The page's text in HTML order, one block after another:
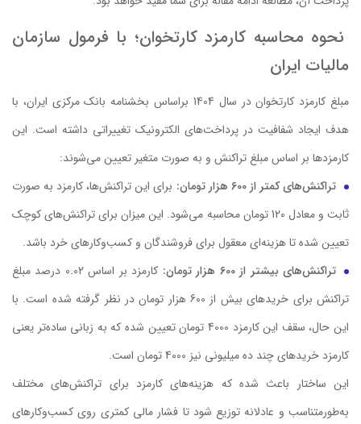
نحوه محاسبه کارمزد کارتخوان؛ با فرمول سازمان
مالیات ایران
مبلغ کارمزد کارتخوان در سال 1404 براساس بخشنامه بانک مرکزی ایران، با
هدف ایجاد شفافیت در پرداخت‌های الکترونیک‌ تغییراتی داشته است. این
کارمزدها بر اساس مبلغ تراکنش و به صورت متغیر تعیین می‌شوند:
تراکنش‌های کمتر از 600 هزار تومان:
برای این تراکنش‌ها، کارمزد به صورت
ثابت و معادل 120 تومان محاسبه می‌شود. این میزان برای تراکنش‌های کوچک
تعیین شده تا هزینه‌ای معقول برای فروشندگان و کسب‌وکارهای خرد باشد.
تراکنش‌های بیشتر از 600 هزار تومان:
کارمزد بر اساس 0.02 درصد مبلغ
تراکنش برای خریدهای بیش از 600 هزار تومان در نظر گرفته شده است. با
این حال، سقف این کارمزد 4000 تومان تعیین شده که به زبانی ساده‌تر یعنی
کارمزد خریدهای چند ده میلیونی نیز 4000 تومان است.
این ساختار باعث شده که هزینه‌های کارمزد برای تراکنش‌های مختلف
به‌طور‌متناسب و عادلانه توزیع شود تا فشار مالی کمتری روی کسب‌وکارهای